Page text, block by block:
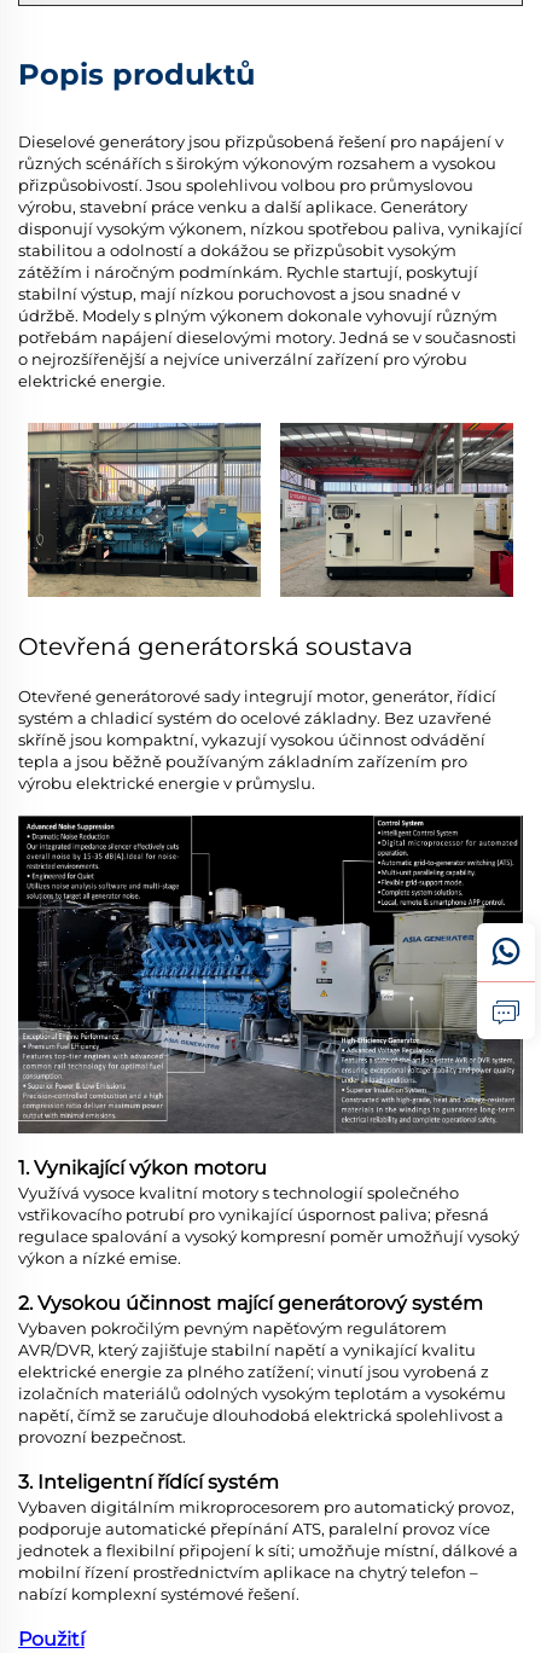
Popis produktů
Dieselové generátory jsou přizpůsobená řešení pro napájení v
různých scénářích s širokým výkonovým rozsahem a vysokou
přizpůsobivostí. Jsou spolehlivou volbou pro průmyslovou
výrobu, stavební práce venku a další aplikace. Generátory
disponují vysokým výkonem, nízkou spotřebou paliva, vynikající
stabilitou a odolností a dokážou se přizpůsobit vysokým
zátěžím i náročným podmínkám. Rychle startují, poskytují
stabilní výstup, mají nízkou poruchovost a jsou snadné v
údržbě. Modely s plným výkonem dokonale vyhovují různým
potřebám napájení dieselovými motory. Jedná se v současnosti
o nejrozšířenější a nejvíce univerzální zařízení pro výrobu
elektrické energie.
Otevřená generátorská soustava
Otevřené generátorové sady integrují motor, generátor, řídicí
systém a chladicí systém do ocelové základny. Bez uzavřené
skříně jsou kompaktní, vykazují vysokou účinnost odvádění
tepla a jsou běžně používaným základním zařízením pro
výrobu elektrické energie v průmyslu.
1. Vynikající výkon motoru
Využívá vysoce kvalitní motory s technologií společného
vstřikovacího potrubí pro vynikající úspornost paliva; přesná
regulace spalování a vysoký kompresní poměr umožňují vysoký
výkon a nízké emise.
2. Vysokou účinnost mající generátorový systém
Vybaven pokročilým pevným napěťovým regulátorem
AVR/DVR, který zajišťuje stabilní napětí a vynikající kvalitu
elektrické energie za plného zatížení; vinutí jsou vyrobená z
izolačních materiálů odolných vysokým teplotám a vysokému
napětí, čímž se zaručuje dlouhodobá elektrická spolehlivost a
provozní bezpečnost.
3. Inteligentní řídící systém
Vybaven digitálním mikroprocesorem pro automatický provoz,
podporuje automatické přepínání ATS, paralelní provoz více
jednotek a flexibilní připojení k síti; umožňuje místní, dálkové a
mobilní řízení prostřednictvím aplikace na chytrý telefon –
nabízí komplexní systémové řešení.
Použití